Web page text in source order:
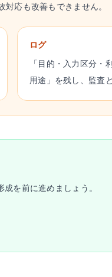
応も改善もできません。
ログ
「目的・入力区分・
用途」を残し、監査
を前に進めましょう。